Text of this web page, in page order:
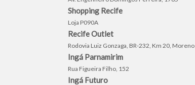
Shopping Recife
Loja P090A
Recife Outlet
Rodovia Luiz Gonzaga, BR-232, Km 20, Moreno
Ingá Parnamirim
Rua Figueira Filho, 152
Ingá Futuro